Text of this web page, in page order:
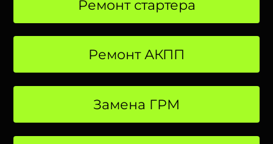
Ремонт стартера
Ремонт АКПП
Замена ГРМ